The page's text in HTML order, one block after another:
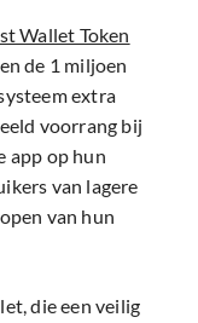
Wallet Token
de 1 miljoen
extra
voorrang bij
app op hun
van lagere
van hun
die een veilig